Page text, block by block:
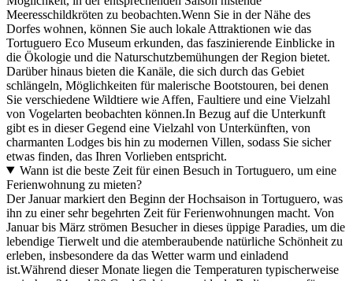
Meeresschildkröten zu beobachten.Wenn Sie in der Nähe des
Dorfes wohnen, können Sie auch lokale Attraktionen wie das
Tortuguero Eco Museum erkunden, das faszinierende Einblicke in
die Ökologie und die Naturschutzbemühungen der Region bietet.
Darüber hinaus bieten die Kanäle, die sich durch das Gebiet
schlängeln, Möglichkeiten für malerische Bootstouren, bei denen
Sie verschiedene Wildtiere wie Affen, Faultiere und eine Vielzahl
von Vogelarten beobachten können.In Bezug auf die Unterkunft
gibt es in dieser Gegend eine Vielzahl von Unterkünften, von
charmanten Lodges bis hin zu modernen Villen, sodass Sie sicher
etwas finden, das Ihren Vorlieben entspricht.
Wann ist die beste Zeit für einen Besuch in Tortuguero, um eine
Ferienwohnung zu mieten?
Der Januar markiert den Beginn der Hochsaison in Tortuguero, was
ihn zu einer sehr begehrten Zeit für Ferienwohnungen macht. Von
Januar bis März strömen Besucher in dieses üppige Paradies, um die
lebendige Tierwelt und die atemberaubende natürliche Schönheit zu
erleben, insbesondere da das Wetter warm und einladend
ist.Während dieser Monate liegen die Temperaturen typischerweise